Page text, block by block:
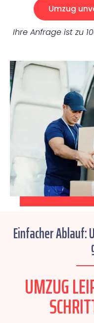
Umzug
Ihre Anfrage ist zu
Einfacher Ablauf:
UMZUG